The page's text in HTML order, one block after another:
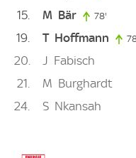
15 M Bär 78'
19 T Hoffmann
20 J Fabisch
21
M Burghardt
24
S Nkansah